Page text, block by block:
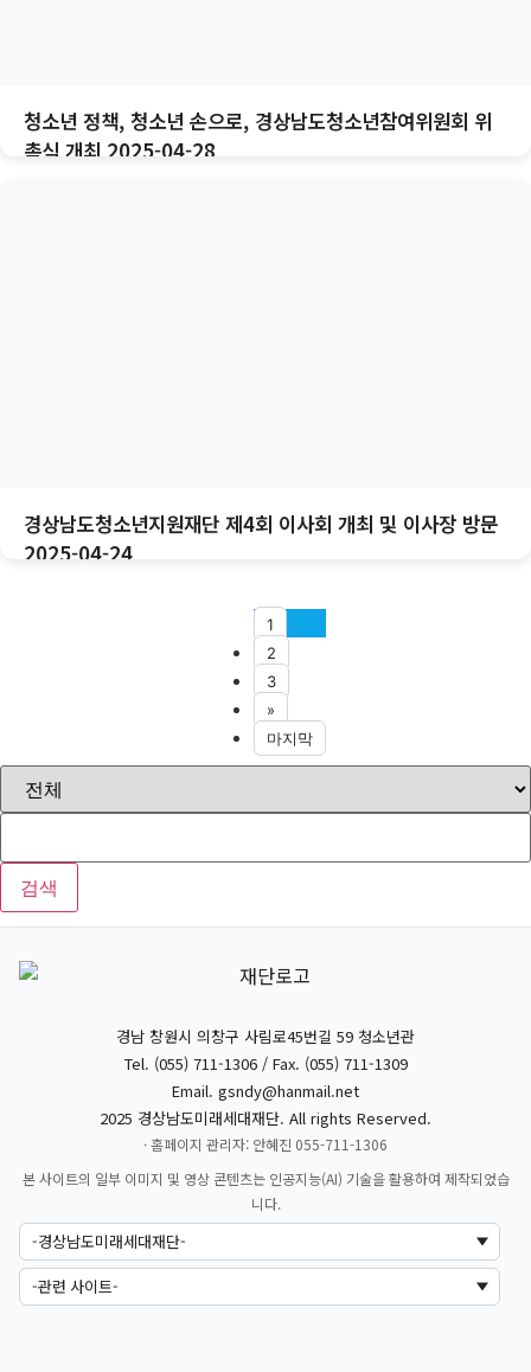
청소년 정책, 청소년 손으로, 경상남도청소년참여위원회 위
촉식 개최 2025-04-28
경상남도청소년지원재단 제4회 이사회 개최 및 이사장 방문
2025-04-24
1
2
3
»
마지막
검색
경남 창원시 의창구 사림로45번길 59 청소년관
Tel. (055) 711-1306 / Fax. (055) 711-1309
Email. gsndy@hanmail.net
2025 경상남도미래세대재단. All rights Reserved.
· 홈페이지 관리자: 안혜진 055-711-1306
본 사이트의 일부 이미지 및 영상 콘텐츠는 인공지능(AI) 기술을 활용하여 제작되었습
니다.